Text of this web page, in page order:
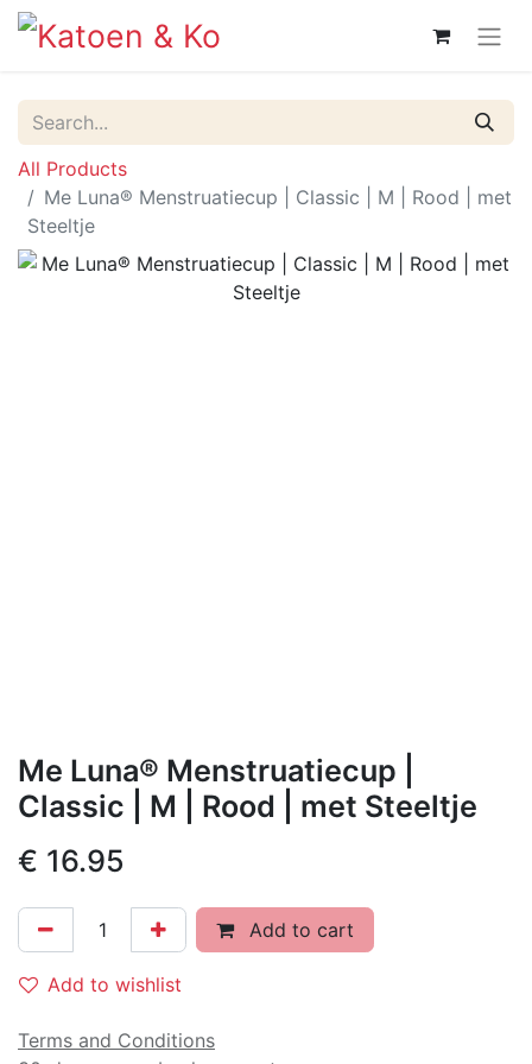
All Products
Me Luna® Menstruatiecup | Classic | M | Rood | met
Steeltje
Me Luna® Menstruatiecup |
Classic | M | Rood | met Steeltje
€ 16.95
Add to cart
Add to wishlist
Terms and Conditions